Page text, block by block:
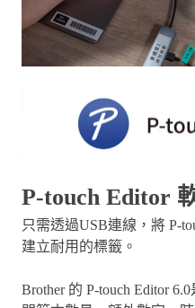
P-touch Editor
只需透過USB連線，將 P-
建立耐用的標籤。
Brother 的 P-touch Editor